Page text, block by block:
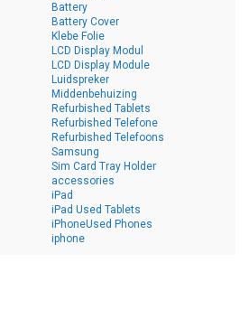
Battery
Battery Cover
Klebe Folie
LCD Display Modul
LCD Display Module
Luidspreker
Middenbehuizing
Refurbished Tablets
Refurbished Telefone
Refurbished Telefoons
Samsung
Sim Card Tray Holder
accessories
iPad
iPad Used Tablets
iPhoneUsed Phones
iphone